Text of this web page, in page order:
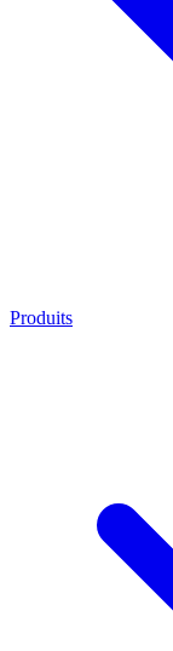
Produits